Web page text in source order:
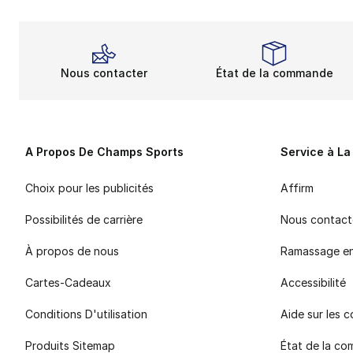
Nous contacter État de la commande
A Propos De Champs Sports
Choix pour les publicités
Possibilités de carrière
À propos de nous
Cartes-Cadeaux
Conditions D'utilisation
Produits Sitemap
Service à
Affirm
Nous
Ramassage
Accessibilité
Aide sur les
État de la